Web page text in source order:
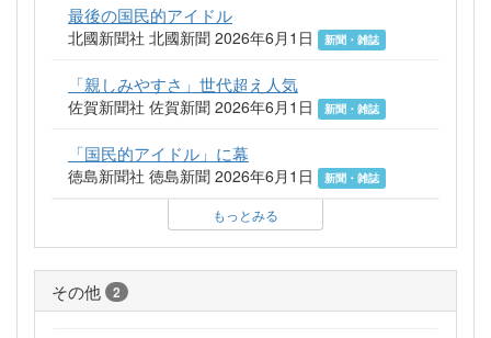
最後の国民的アイドル
北國新聞社 北國新聞 2026年6月1日 新聞・雑誌
「親しみやすさ」世代超え人気
佐賀新聞社 佐賀新聞 2026年6月1日 新聞・雑誌
「国民的アイドル」に幕
徳島新聞社 徳島新聞 2026年6月1日 新聞・雑誌
もっとみる
その他 2